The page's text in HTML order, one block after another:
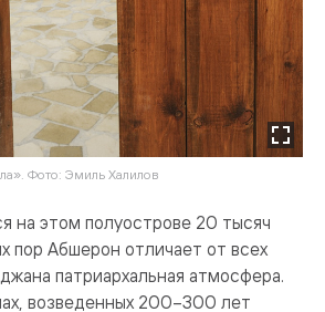
Фото: Эмиль Халилов
на этом полуострове 20 тысяч
пор Абшерон отличает от всех
патриархальная атмосфера.
возведенных 200–300 лет